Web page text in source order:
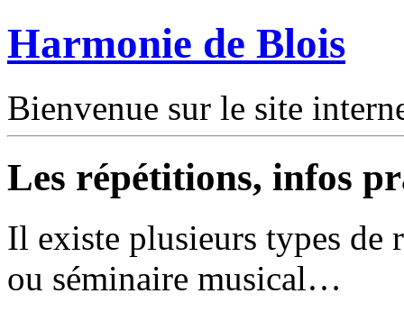
Harmonie de Blois
Bienvenue sur le site
Les répétitions, infos
Il existe plusieurs types de
ou séminaire musical…